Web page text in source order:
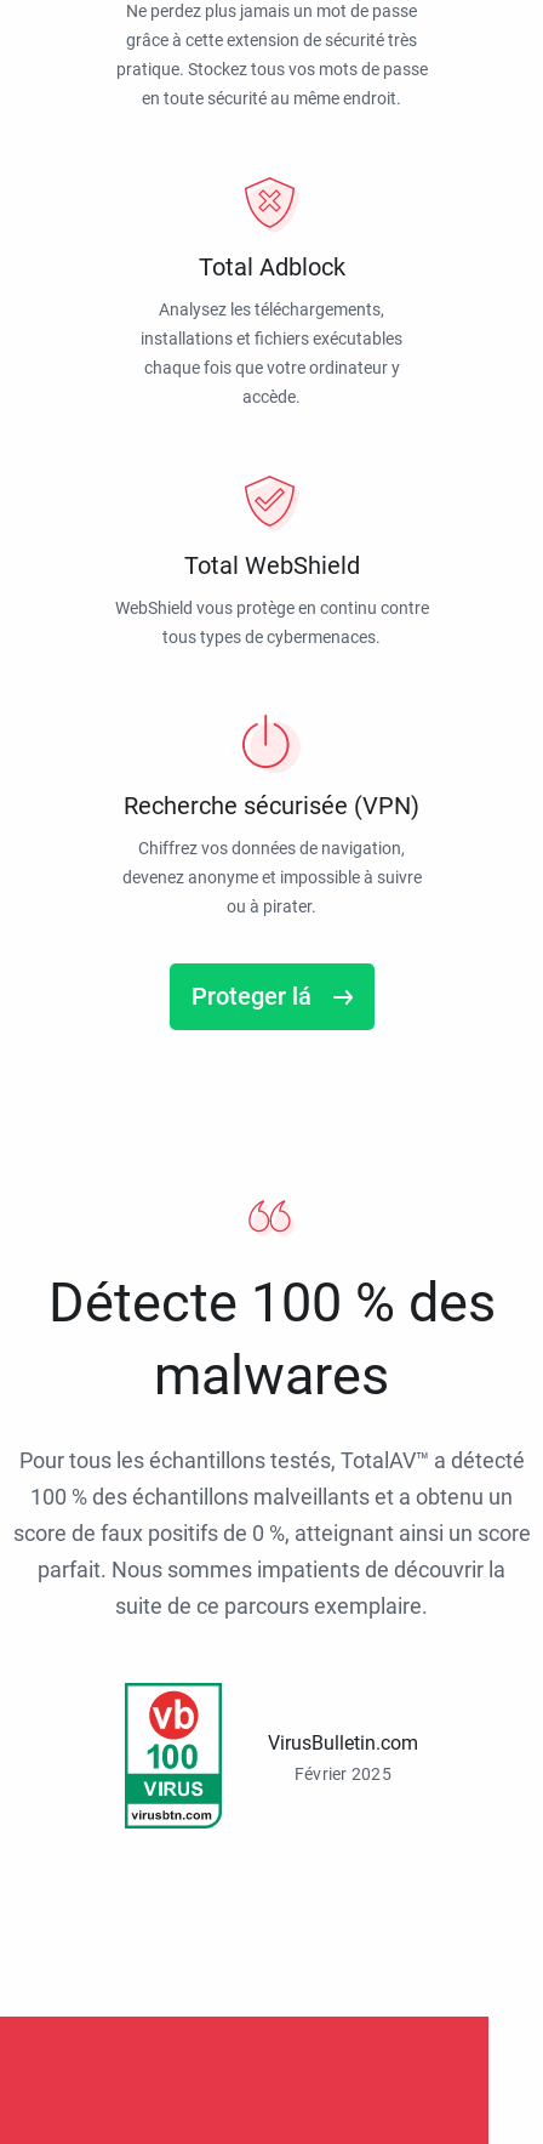
Ne perdez plus jamais un mot de passe
grâce à cette extension de sécurité très
pratique. Stockez tous vos mots de passe
en toute sécurité au même endroit.
Total Adblock
Analysez les téléchargements,
installations et fichiers exécutables
chaque fois que votre ordinateur y
accède.
Total WebShield
WebShield vous protège en continu contre
tous types de cybermenaces.
Recherche sécurisée (VPN)
Chiffrez vos données de navigation,
devenez anonyme et impossible à suivre
ou à pirater.
Proteger lá
Détecte 100 % des
malwares
Pour tous les échantillons testés, TotalAV™ a détecté
100 % des échantillons malveillants et a obtenu un
score de faux positifs de 0 %, atteignant ainsi un score
parfait. Nous sommes impatients de découvrir la
suite de ce parcours exemplaire.
VirusBulletin.com
Février 2025